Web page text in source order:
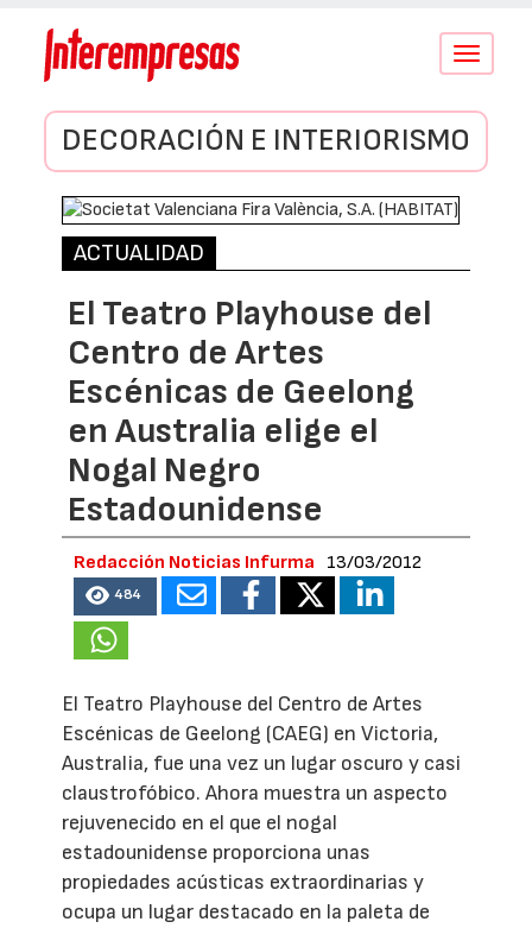
Conmutar
DECORACIÓN E INTERIORISMO
ACTUALIDAD
El Teatro Playhouse del
Centro de Artes
Escénicas de Geelong
en Australia elige el
Nogal Negro
Estadounidense
Redacción Noticias Infurma 13/03/2012
484
El Teatro Playhouse del Centro de Artes
Escénicas de Geelong (CAEG) en Victoria,
Australia, fue una vez un lugar oscuro y casi
claustrofóbico. Ahora muestra un aspecto
rejuvenecido en el que el nogal
estadounidense proporciona unas
propiedades acústicas extraordinarias y
ocupa un lugar destacado en la paleta de